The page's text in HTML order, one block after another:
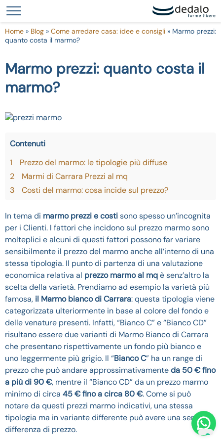
Home » Blog » Come arredare casa: idee e consigli » Marmo prezzi:
quanto costa il marmo?
Marmo prezzi: quanto costa il
marmo?
Contenuti
1
Prezzo del marmo: le tipologie più diffuse
2
Marmi di Carrara Prezzi al mq
3
Costi del marmo: cosa incide sul prezzo?
In tema di marmo prezzi e costisono spesso un’incognita
per i Clienti. I fattori che incidono sul prezzo marmo sono
molteplici e alcuni di questi fattori possono far variare
sensibilmente il prezzo del marmo anche all’interno di una
stessa tipologia. Il punto di partenza di una valutazione
economica relativa al prezzo marmo al mqè senz’altro la
scelta della varietà. Prendiamo ad esempio la varietà più
famosa, il Marmo bianco di Carrara: questa tipologia viene
categorizzata ulteriormente in base al colore del fondo e
delle venature presenti. Infatti, “Bianco C” e “Bianco CD”
risultano essere due varianti di Marmo Bianco di Carrara
che presentano rispettivamente un fondo più bianco e
uno leggermente più grigio. Il “Bianco C” ha un range di
prezzo che può andare approssimativamenteda 50 € fino
a più di 90 €, mentre il “Bianco CD” da un prezzo marmo
minimo di circa 45 € fino a circa 80 €. Come si può
notare da questi prezzi marmo indicativi, una stessa
tipologia ma in variante differente può avere una sensibile
differenza di prezzo.
Informativa sulla raccolta
Le tue preferenze relative alla privacy